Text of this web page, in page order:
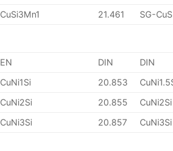
CuSi3Mn1 21.461 SG-
EN DIN
DIN
CuNi1Si 20.853
CuNi2Si 20.855
CuNi2Si
CuNi3Si 20.857 CuNi3Si